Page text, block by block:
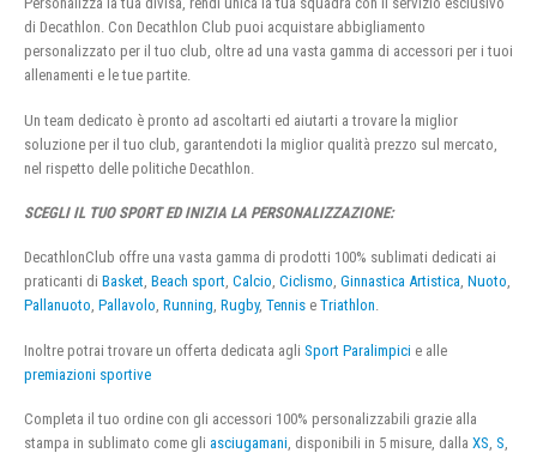
di Decathlon. Con Decathlon Club puoi acquistare abbigliamento
personalizzato per il tuo club, oltre ad una vasta gamma di accessori per i tuoi
allenamenti e le tue partite.
Un team dedicato è pronto ad ascoltarti ed aiutarti a trovare la miglior
soluzione per il tuo club, garantendoti la miglior qualità prezzo sul mercato,
nel rispetto delle politiche Decathlon.
SCEGLI IL TUO SPORT ED INIZIA LA PERSONALIZZAZIONE:
DecathlonClub offre una vasta gamma di prodotti 100% sublimati dedicati ai
praticanti di Basket, Beach sport, Calcio, Ciclismo, Ginnastica Artistica, Nuoto,
Pallanuoto, Pallavolo, Running, Rugby, Tennis e Triathlon.
Inoltre potrai trovare un offerta dedicata agli Sport Paralimpici e alle
premiazioni sportive
Completa il tuo ordine con gli accessori 100% personalizzabili grazie alla
stampa in sublimato come gli asciugamani , disponibili in 5 misure, dalla XS S